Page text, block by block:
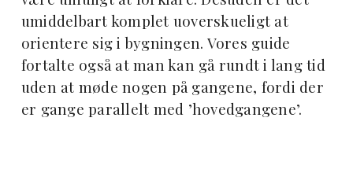
umiddelbart komplet uoverskueligt at
orientere sig i bygningen. Vores guide
fortalte også at man kan gå rundt i lang tid
uden at møde nogen på gangene, fordi der
er gange parallelt med ’hovedgangene’.